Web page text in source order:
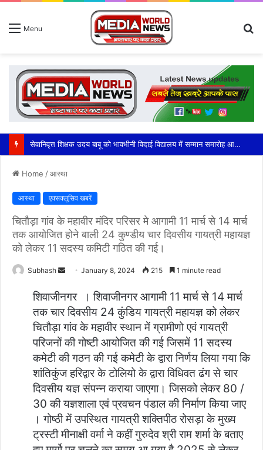
Menu
सेवानिवृत्त शिक्षक उदय बाबू को भावभीनी विदाई विद्यालय में सम्मान समारोह आयोजित।
Home /आस्था
आस्था एक्सक्लूसिव खबरें
चितौड़ा गांव के महावीर मंदिर परिसर मे आगामी 11 मार्च से 14 मार्च
तक आयोजित होने बाली 24 कुण्डीय चार दिवसीय गायत्री महायज्ञ
को लेकर 11 सदस्य कमिटी गठित की गई।
Subhash
n
d
a
n
e
m
a
January 8, 2024 215 1 minute read
शिवाजीनगर । शिवाजीनगर आगामी 11 मार्च से 14 मार्च
तक चार दिवसीय 24 कुंडिय गायत्री महायज्ञ को लेकर
चितौड़ा गांव के महावीर स्थान में ग्रामीणो एवं गायत्री
परिजनों की गोष्टी आयोजित की गई जिसमें 11 सदस्य
कमेटी की गठन की गई कमेटी के द्वारा निर्णय लिया गया कि
शांतिकुंज हरिद्वार के टोलियो के द्वारा विधिवत ढंग से चार
दिवसीय यज्ञ संपन्न कराया जाएगा। जिसको लेकर 80 /
30 की यज्ञशाला एवं प्रवचन पंडाल की निर्माण किया जाए
। गोष्ठी में उपस्थित गायत्री शक्तिपीठ रोसड़ा के मुख्य
ट्रस्टी मीनाक्षी वर्मा ने कहीं गुरुदेव श्री राम शर्मा के बताए